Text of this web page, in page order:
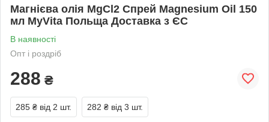
Магнієва олія MgCl2 Спрей Magnesium Oil 150
мл MyVita Польща Доставка з ЄС
В наявності
Опт і роздріб
288 ₴
285 ₴ від 2 шт. 282 ₴ від 3 шт.